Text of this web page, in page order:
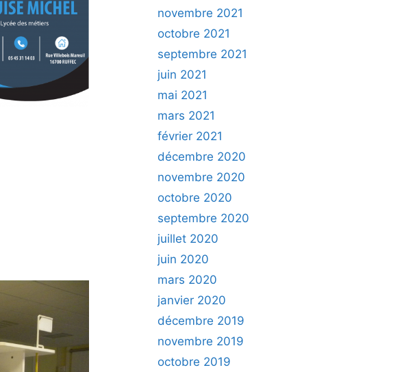
novembre 2021
octobre 2021
septembre 2021
juin 2021
mai 2021
mars 2021
février 2021
décembre 2020
novembre 2020
octobre 2020
septembre 2020
juillet 2020
juin 2020
mars 2020
janvier 2020
décembre 2019
novembre 2019
octobre 2019